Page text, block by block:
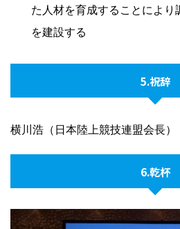
た人材を育成することにより
を建設する
5.祝辞
横川浩（日本陸上競技連盟会長）
6.乾杯